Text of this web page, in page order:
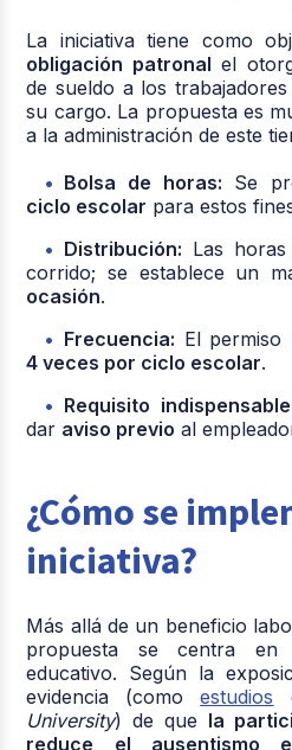
La iniciativa tiene como
obligación patronal el
de sueldo a los
su cargo. La propuesta es
a la administración de este
Bolsa de horas: Se
ciclo escolar para estos
Distribución: Las
corrido; se establece un
ocasión.
Frecuencia: El permiso
4 veces por ciclo escolar.
Requisito
dar aviso previo al
¿Cómo se
iniciativa?
Más allá de un beneficio
propuesta se centra
educativo. Según la
evidencia (comoestudios
University) de que la
reduce el ausentismo